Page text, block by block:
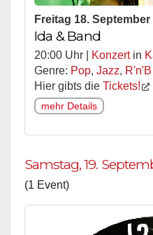
Freitag 18. September
Ida & Band
20:00 Uhr | Konzertin
Genre: Pop, Jazz, R'n'B
Hier gibts die Tickets!
mehr Details
Samstag, 19.
(1 Event)